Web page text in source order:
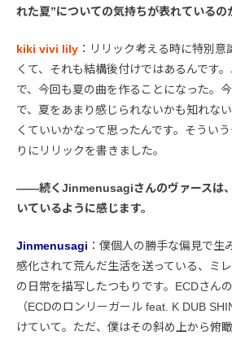
れた夏”についての気持ちが表れているの
kiki vivi lily ：リリック考える時に特別
くて、それも結構後付けではあるんです
で、今回も夏の曲を作ることになった。
で、夏をあまり感じられないかも知れな
くていいかなって思ったんです。そうい
りにリリックを書きました。
――続くJinmenusagiさんのヴァースは
いているように感じます。
Jinmenusagi ：僕個人の勝手な偏見で生
感化されて荒んだ生活を送っている、ミ
の日常を描写したつもりです。ECDさん
（ECDのロンリーガール feat. K DUB
けていて。ただ、僕はその斜め上から俯